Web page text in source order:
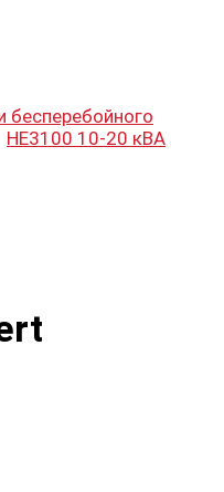
бесперебойного
HE3100 10-20 кВА